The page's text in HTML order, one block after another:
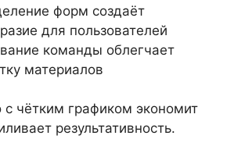
форм создаёт
для пользователей
команды облегчает
материалов
с чётким графиком экономит
результативность.